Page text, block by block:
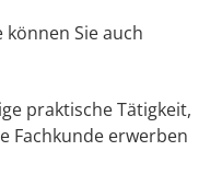
können Sie auch
praktische Tätigkeit,
Fachkunde erwerben